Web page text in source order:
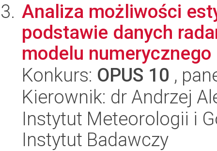
Analiza możliwości
podstawie danych
modelu numerycznego
Konkurs: OPUS 10 ,
Kierownik: dr Andrzej
Instytut Meteorologii i
Instytut Badawczy